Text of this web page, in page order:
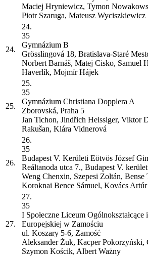
Maciej Hryniewicz, Tymon
Piotr Szaruga, Mateusz Wyciszkiewicz
24.
24.
35
Gymnázium B
Grösslingová 18, Bratislava-Staré
Norbert Barnáš, Matej Cisko, Samuel
Haverlík, Mojmír Hájek
25.
25.
35
Gymnázium Christiana Dopplera A
Zborovská, Praha 5
Jan Tichon, Jindřich Heissiger, Viktor
Rakušan, Klára Vidnerová
26.
26.
35
Budapest V. Kerületi Eötvös József
Reáltanoda utca 7., Budapest V. kerület
Weng Chenxin, Szepesi Zoltán, Bense
Koroknai Bence Sámuel, Kovács Artúr
27.
27.
35
I Społeczne Liceum
Europejskiej w Zamościu
ul. Koszary 5-6, Zamość
Aleksander Żuk, Kacper Pokorzyński,
Szymon Kościk, Albert Ważny